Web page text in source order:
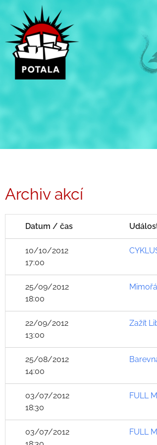
obsah
Archiv akcí
Datum / čas
10/10/2012
17:00
25/09/2012
18:00
22/09/2012
13:00
Zažít
25/08/2012
14:00
03/07/2012
18:30
FULL
03/07/2012
FULL